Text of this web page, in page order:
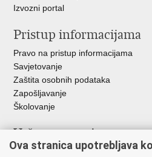
Izvozni portal
Pristup informacijama
Pravo na pristup informacijama
Savjetovanje
Zaštita osobnih podataka
Zapošljavanje
Školovanje
Važne poveznice
Ministarstvo unutarnjih poslova
Ova stranica upotrebljava